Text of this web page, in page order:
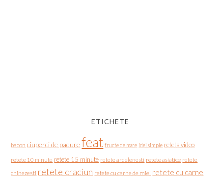
ETICHETE
bacon ciuperci de padure feat fructe de mare idei simple reteta video
retete 10 minute retete 15 minute retete ardelenesti retete asiatice retete
chinezesti retete craciun retete cu carne de miel retete cu carne